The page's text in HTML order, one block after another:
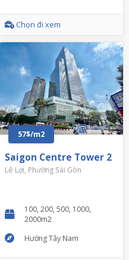
Chọn đi xem
57$/m2
Saigon Centre Tower 2
Lê Lợi, Phường Sài Gòn
100, 200, 500, 1000,
2000m2
Hướng Tây Nam